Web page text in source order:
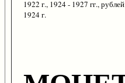
1922 г., 1924 - 1927 гг.,
1924 г.